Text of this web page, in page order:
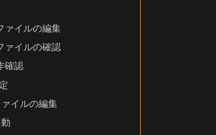
ァイルの編集
ァイルの確認
確認
イルの編集